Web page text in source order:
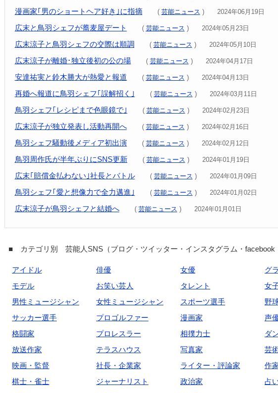
漫画家｢男のショートヘア好き｣に指摘 ( 芸能ニュース ) 2024年06月19日
広末と鳥羽シェフが蕎麦屋デート ( 芸能ニュース ) 2024年05月23日
広末涼子と鳥羽シェフの交際は順調 ( 芸能ニュース ) 2024年05月10日
広末涼子が離婚･独立後初の公の場 ( 芸能ニュース ) 2024年04月17日
安達祐実と鈴木勝大が熱愛と報道 ( 芸能ニュース ) 2024年04月13日
再婚へ報道に鳥羽シェフ｢誤解招く｣ ( 芸能ニュース ) 2024年03月11日
鳥羽シェフ｢レシピまで色眼鏡で｣ ( 芸能ニュース ) 2024年02月23日
広末涼子が独立発表し活動再開へ ( 芸能ニュース ) 2024年02月16日
鳥羽シェフ騒動後メディア初出演 ( 芸能ニュース ) 2024年02月12日
鳥羽周作氏が半年ぶりにSNS更新 ( 芸能ニュース ) 2024年01月19日
広末｢賠償金払わない｣社長とバトル ( 芸能ニュース ) 2024年01月09日
鳥羽シェフ｢愛と想像力で全力邁進｣ ( 芸能ニュース ) 2024年01月02日
広末涼子が鳥羽シェフと結婚へ ( 芸能ニュース ) 2024年01月01日
■ カテゴリ別 芸能人SNS（ブログ・ツイッター・インスタグラム・
アイドル 俳優 女優
グ
モデル
お笑い芸人 タレント
女
男性ミュージシャン
女性ミュージシャン スポーツ選手
野
サッカー選手
プロゴルファー 漫画家
声
格闘家
プロレスラー 相撲力士
ダ
放送作家
テラスハウス 写真家
芸
映画・監督
社長・企業家 ライター・評論家
作
棋士・雀士
ジャーナリスト 政治家
占